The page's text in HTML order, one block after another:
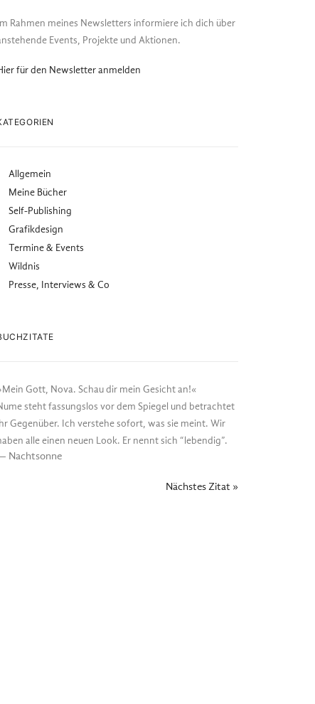
Rahmen meines Newsletters informiere ich dich über
Events, Projekte und Aktionen.
für den Newsletter anmelden
Allgemein
Meine Bücher
Self-Publishing
Grafikdesign
Termine & Events
Wildnis
Presse, Interviews & Co
Gott, Nova. Schau dir mein Gesicht an!«
steht fassungslos vor dem Spiegel und betrachtet
Gegenüber. Ich verstehe sofort, was sie meint. Wir
alle einen neuen Look. Er nennt sich “lebendig”.
Nachtsonne
Nächstes Zitat »